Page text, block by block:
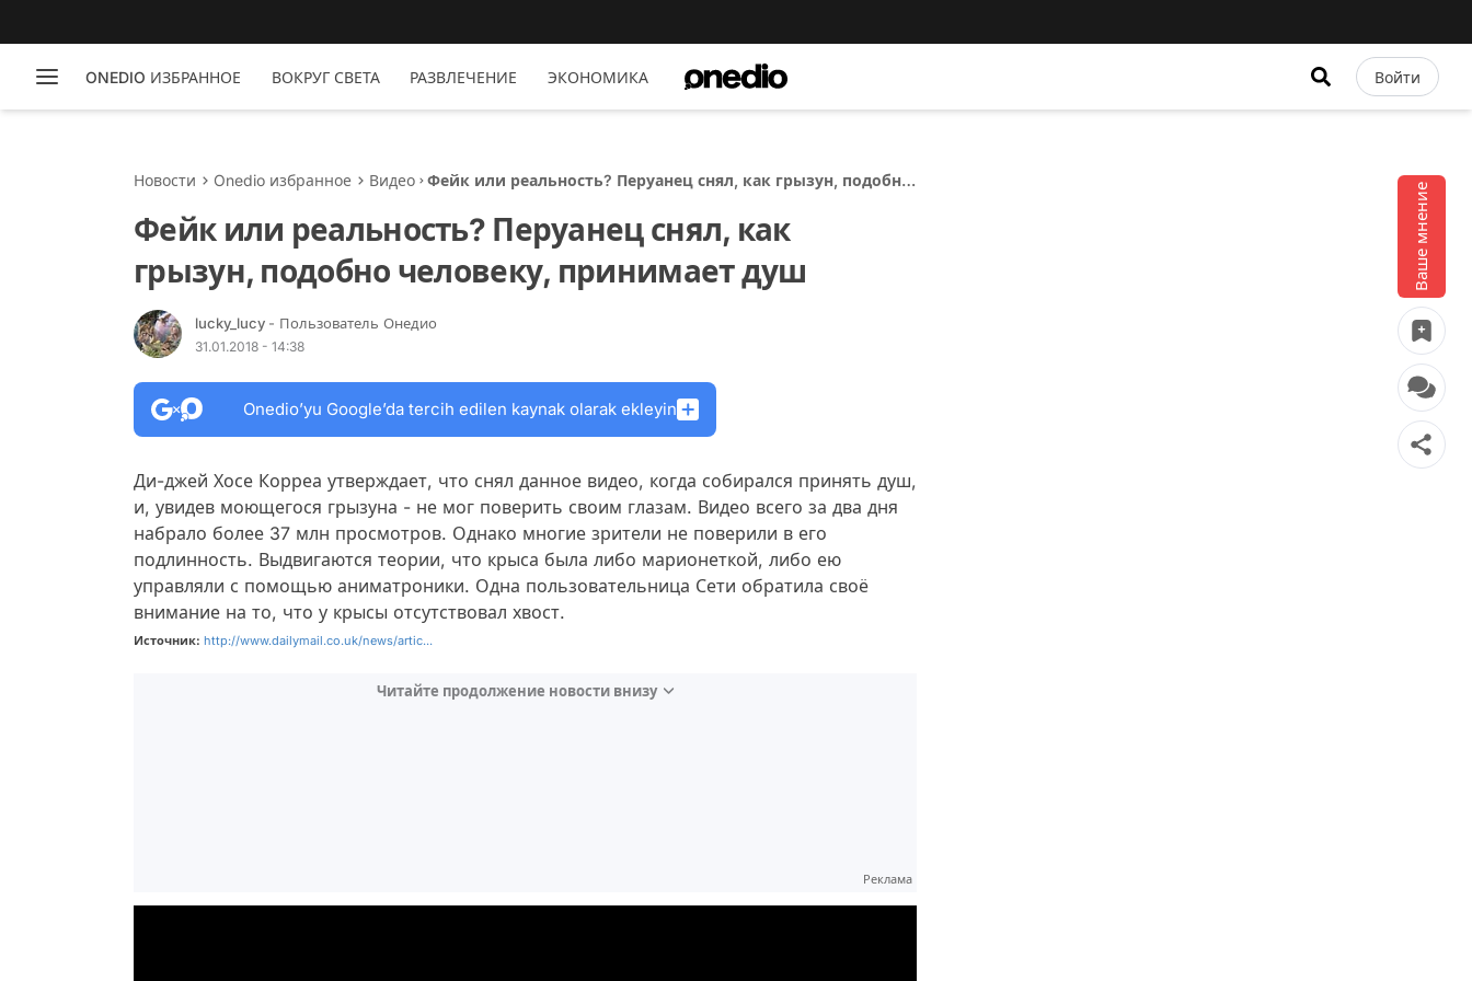
ONEDIO ИЗБРАННОЕ ВОКРУГ СВЕТА РАЗВЛЕЧЕНИЕ ЭКОНОМИКА Войти
Ваше мнение
Новости Onedio избранное Видео
Фейк или реальность? Перуанец снял, как грызун, подобно
Фейк или реальность? Перуанец снял, как
грызун, подобно человеку, принимает душ
lucky_lucy - Пользователь Онедио
31.01.2018 - 14:38
Onedio’yu Google’da tercih edilen kaynak olarak ekleyin
Ди-джей Хосе Корреа утверждает, что снял данное видео, когда собирался принять душ,
и, увидев моющегося грызуна - не мог поверить своим глазам. Видео всего за два дня
набрало более 37 млн просмотров. Однако многие зрители не поверили в его
подлинность. Выдвигаются теории, что крыса была либо марионеткой, либо ею
управляли с помощью аниматроники. Одна пользовательница Сети обратила своё
внимание на то, что у крысы отсутствовал хвост.
Источник: http://www.dailymail.co.uk/news/artic...
Читайте продолжение новости внизу
Реклама